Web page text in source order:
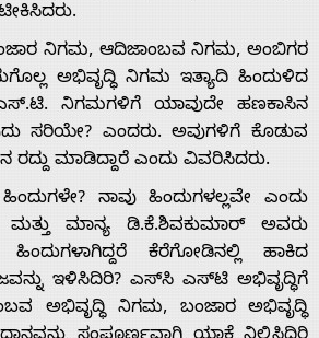
ನಿಗಮ, ಆದಿಜಾಂಬವ ನಿಗಮ, ಅಂಬಿಗರ
ಅಭಿವೃದ್ಧಿ ನಿಗಮ ಇತ್ಯಾದಿ ಹಿಂದುಳಿದ
ನಿಗಮಗಳಿಗೆ ಯಾವುದೇ ಹಣಕಾಸಿನ
ಸರಿಯೇ? ಎಂದರು. ಅವುಗಳಿಗೆ ಕೊಡುವ
ರದ್ದು ಮಾಡಿದ್ದಾರೆ ಎಂದು ವಿವರಿಸಿದರು.
ನಾವು ಹಿಂದುಗಳಲ್ಲವೇ ಎಂದು
ಮಾನ್ಯ ಡಿ.ಕೆ.ಶಿವಕುಮಾರ್ ಅವರು
ಹಿಂದುಗಳಾಗಿದ್ದರೆ ಕೆರೆಗೋಡಿನಲ್ಲಿ ಹಾಕಿದ
ಇಳಿಸಿದಿರಿ? ಎಸ್‍ಸಿ ಎಸ್‍ಟಿ ಅಭಿವೃದ್ಧಿಗೆ
ಅಭಿವೃದ್ಧಿ ನಿಗಮ, ಬಂಜಾರ ಅಭಿವೃದ್ಧಿ